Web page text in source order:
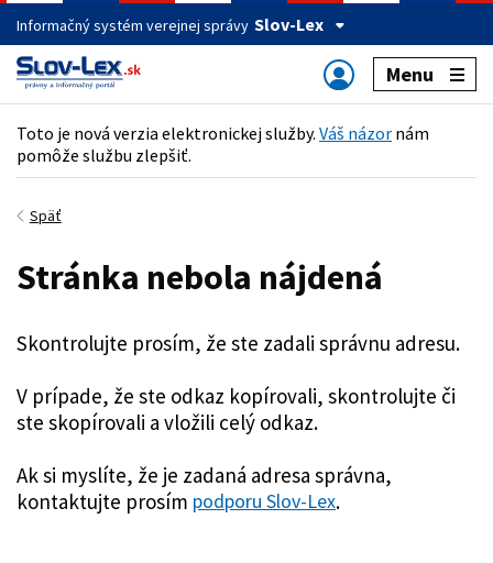
Informačný systém verejnej správy Slov-Lex
Menu
Toto je nová verzia elektronickej služby. Váš názor nám
pomôže službu zlepšiť.